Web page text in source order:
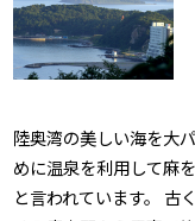
陸奥湾の美しい海を大
めに温泉を利用して麻
と言われています。 古